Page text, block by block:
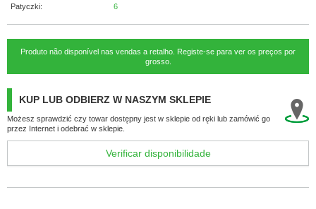
Patyczki:
6
Produto não disponível nas vendas a retalho. Registe-se para ver os preços por
grosso.
KUP LUB ODBIERZ W NASZYM SKLEPIE
Możesz sprawdzić czy towar dostępny jest w sklepie od ręki lub zamówić go
przez Internet i odebrać w sklepie.
Verificar disponibilidade